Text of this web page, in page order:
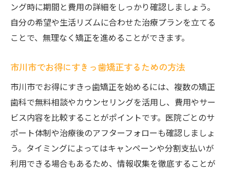
ング時に期間と費用の詳細をしっかり確認しましょう。
自分の希望や生活リズムに合わせた治療プランを立てる
ことで、無理なく矯正を進めることができます。
市川市でお得にすきっ歯矯正するための方法
市川市でお得にすきっ歯矯正を始めるには、複数の矯正
歯科で無料相談やカウンセリングを活用し、費用やサー
ビス内容を比較することがポイントです。医院ごとのサ
ポート体制や治療後のアフターフォローも確認しましょ
う。タイミングによってはキャンペーンや分割支払いが
利用できる場合もあるため、情報収集を徹底することが